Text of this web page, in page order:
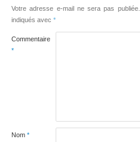
Votre adresse e-mail ne sera pas publiée.
indiqués avec *
Commentaire
*
Nom *